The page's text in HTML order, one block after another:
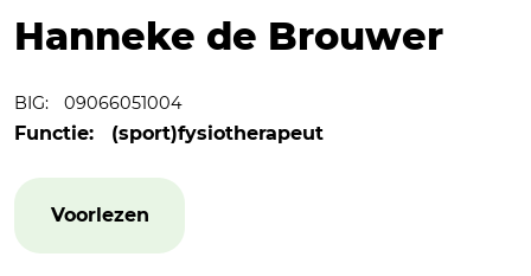
Hanneke de Brouwer
BIG: 09066051004
Functie: (sport)fysiotherapeut
Voorlezen